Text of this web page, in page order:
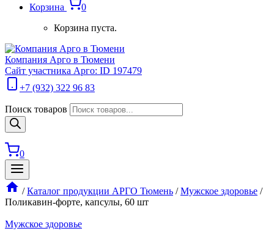
Корзина
0
Корзина пуста.
Компания Арго в Тюмени
Сайт участника Арго: ID 197479
+7 (932) 322 96 83
Поиск товаров
0
/ Каталог продукции АРГО Тюмень / Мужское здоровье /
Поликавин-форте, капсулы, 60 шт
Мужское здоровье